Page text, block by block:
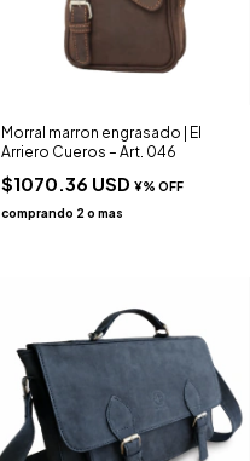
Morral marron engrasado | El
Arriero Cueros – Art. 046
$1070.36 USD